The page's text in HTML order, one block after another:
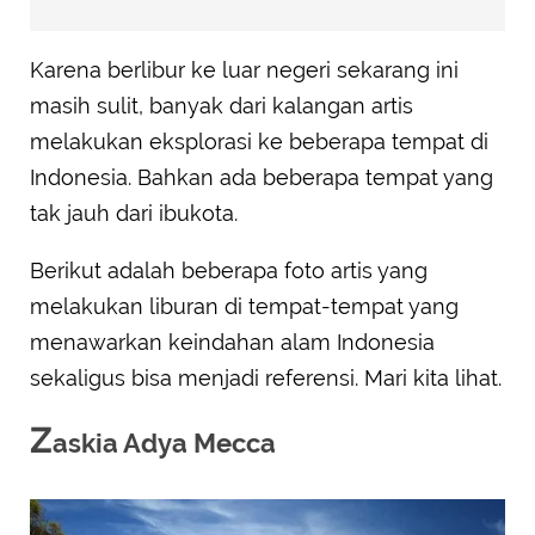
Karena berlibur ke luar negeri sekarang ini
masih sulit, banyak dari kalangan artis
melakukan eksplorasi ke beberapa tempat di
Indonesia. Bahkan ada beberapa tempat yang
tak jauh dari ibukota.
Berikut adalah beberapa foto artis yang
melakukan liburan di tempat-tempat yang
menawarkan keindahan alam Indonesia
sekaligus bisa menjadi referensi. Mari kita lihat.
Zaskia Adya Mecca